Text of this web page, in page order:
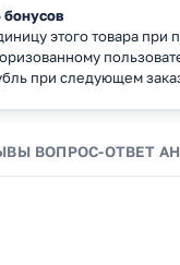
бонусов
этого товара при
при следующем
ВОПРОС-ОТВЕТ